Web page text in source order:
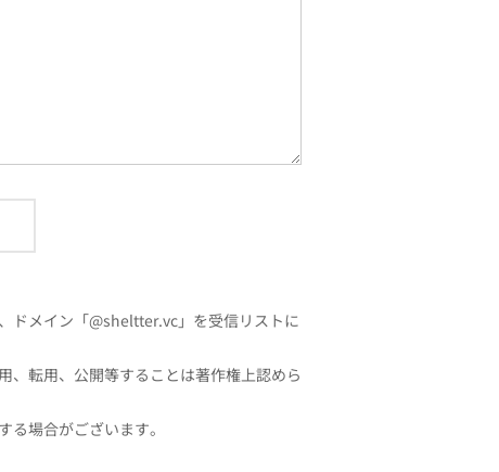
ドメイン「@sheltter.vc」を受信リストに
、転用、公開等することは著作権上認めら
場合がございます。